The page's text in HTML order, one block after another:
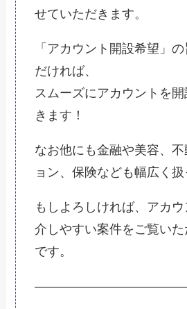
せていただきます。
「アカウント開設希望」
だければ、
スムーズにアカウントを
きます！
なお他にも金融や美容、
ョン、保険なども幅広く扱
もしよろしければ、アカ
介しやすい案件をご覧い
です。